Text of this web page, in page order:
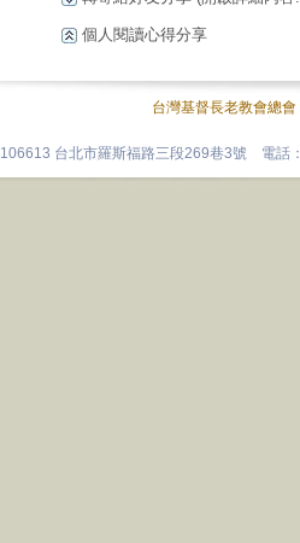
個人閱讀心得分享
台灣基督長老教會總會
106613 台北市羅斯福路三段269巷3號 電